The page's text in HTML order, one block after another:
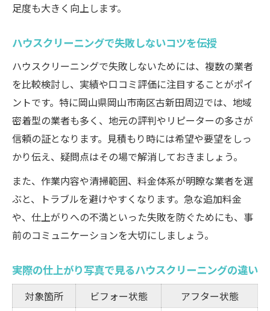
足度も大きく向上します。
ハウスクリーニングで失敗しないコツを伝授
ハウスクリーニングで失敗しないためには、複数の業者
を比較検討し、実績や口コミ評価に注目することがポイ
ントです。特に岡山県岡山市南区古新田周辺では、地域
密着型の業者も多く、地元の評判やリピーターの多さが
信頼の証となります。見積もり時には希望や要望をしっ
かり伝え、疑問点はその場で解消しておきましょう。
また、作業内容や清掃範囲、料金体系が明瞭な業者を選
ぶと、トラブルを避けやすくなります。急な追加料金
や、仕上がりへの不満といった失敗を防ぐためにも、事
前のコミュニケーションを大切にしましょう。
実際の仕上がり写真で見るハウスクリーニングの違い
対象箇所 ビフォー状態 アフター状態